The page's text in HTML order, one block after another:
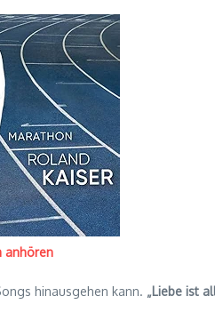
anhören
hinausgehen kann. „Liebe ist